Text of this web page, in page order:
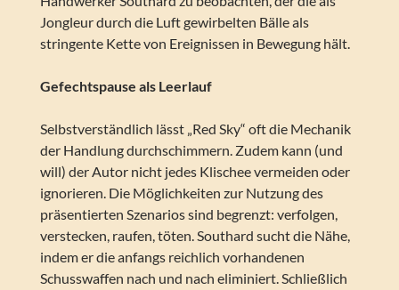
Jongleur durch die Luft gewirbelten Bälle als
stringente Kette von Ereignissen in Bewegung hält.
Gefechtspause als Leerlauf
Selbstverständlich lässt „Red Sky“ oft die Mechanik
der Handlung durchschimmern. Zudem kann (und
will) der Autor nicht jedes Klischee vermeiden oder
ignorieren. Die Möglichkeiten zur Nutzung des
präsentierten Szenarios sind begrenzt: verfolgen,
verstecken, raufen, töten. Southard sucht die Nähe,
indem er die anfangs reichlich vorhandenen
Schusswaffen nach und nach eliminiert. Schließlich